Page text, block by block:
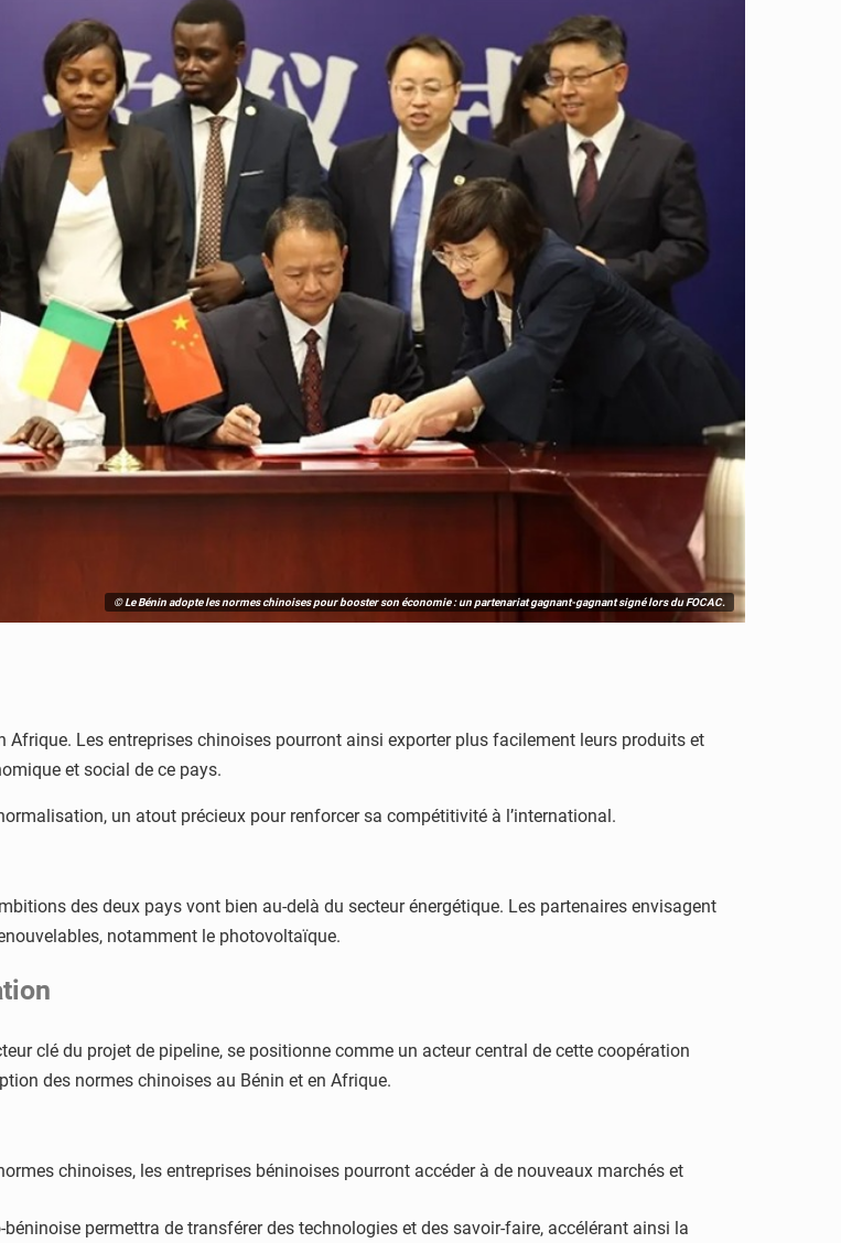
© Le Bénin adopte les normes chinoises pour booster son économie : un partenariat gagnant-gagnant signé lors du FOCAC.
Afrique. Les entreprises chinoises pourront ainsi exporter plus facilement leurs produits et
et social de ce pays.
un atout précieux pour renforcer sa compétitivité à l’international.
des deux pays vont bien au-delà du secteur énergétique. Les partenaires envisagent
notamment le photovoltaïque.
clé du projet de pipeline, se positionne comme un acteur central de cette coopération
des normes chinoises au Bénin et en Afrique.
chinoises, les entreprises béninoises pourront accéder à de nouveaux marchés et
permettra de transférer des technologies et des savoir-faire, accélérant ainsi la